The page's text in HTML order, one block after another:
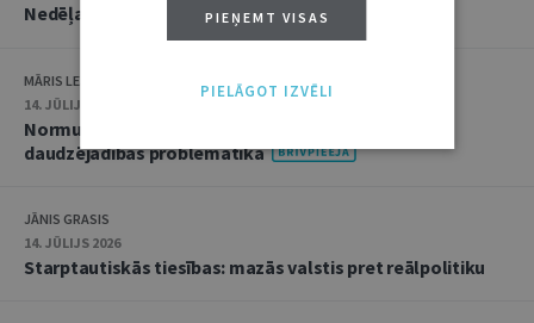
Nedēļas notikumu apskats: 13.–17. jūlijs
MĀRIS LEJA
14. JŪLIJS 2026
Normu konkurences un noziedzīgu nodarījumu
daudzējādības problemātika
JĀNIS GRASIS
14. JŪLIJS 2026
Starptautiskās tiesības: mazās valstis pret reālpolitiku
PIEŅEMT VISAS
PIELĀGOT IZVĒLI